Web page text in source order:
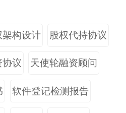
架构设计 股权代持协议
议 天使轮融资顾问
软件登记检测报告